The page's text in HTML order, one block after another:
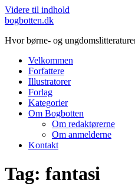
Videre til indhold
bogbotten.dk
Hvor børne- og
Velkommen
Forfattere
Illustratorer
Forlag
Kategorier
Om Bogbotten
Om redaktørerne
Om anmelderne
Kontakt
Tag: fantasi